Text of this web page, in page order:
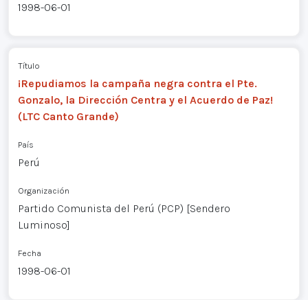
1998-06-01
Título
¡Repudiamos la campaña negra contra el Pte.
Gonzalo, la Dirección Centra y el Acuerdo de Paz!
(LTC Canto Grande)
País
Perú
Organización
Partido Comunista del Perú (PCP) [Sendero
Luminoso]
Fecha
1998-06-01